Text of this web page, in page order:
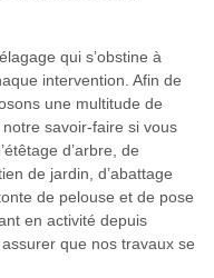
qui s’obstine à
intervention. Afin de
une multitude de
savoir-faire si vous
d’arbre, de
de jardin, d’abattage
de pelouse et de pose
en activité depuis
que nos travaux se